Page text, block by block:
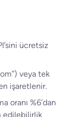
ücretsiz
veya tek
işaretlenir.
oranı %6’dan
edilebilirlik